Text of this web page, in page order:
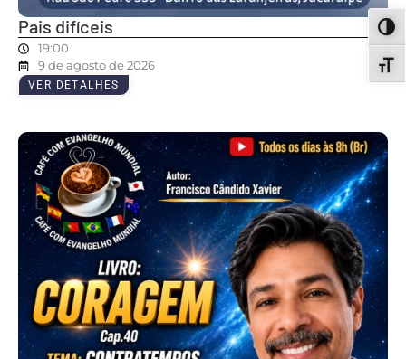
Pais difíceis
19:00
9 de agosto de 2026
VER DETALHES